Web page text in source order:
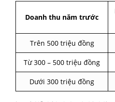
Thuế môn bàilà loại thuế bắt
từ khi thành lập. Mức thu lệ
nămcủa hộ:
Doanh thu năm trước